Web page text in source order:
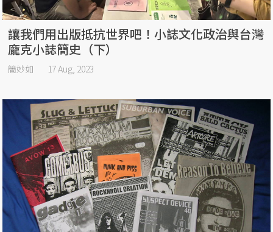
讓我們用出版抵抗世界吧！小誌文化政治與台灣
龐克小誌簡史（下）
簡妙如 17 Aug, 2023